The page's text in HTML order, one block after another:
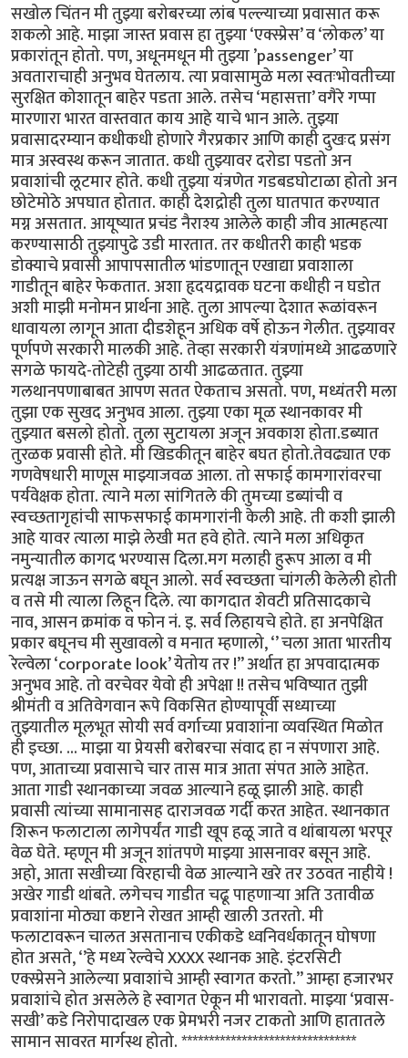
सखोल चिंतन मी तुझ्या बरोबरच्या लांब पल्ल्याच्या प्रवासात करू
शकलो आहे. माझा जास्त प्रवास हा तुझ्या ‘एक्स्प्रेस’ व ‘लोकल’ या
प्रकारांतून होतो. पण, अधूनमधून मी तुझ्या ’passenger’ या
अवताराचाही अनुभव घेतलाय. त्या प्रवासामुळे मला स्वतःभोवतीच्या
सुरक्षित कोशातून बाहेर पडता आले. तसेच ‘महासत्ता’ वगैरे गप्पा
मारणारा भारत वास्तवात काय आहे याचे भान आले. तुझ्या
प्रवासादरम्यान कधीकधी होणारे गैरप्रकार आणि काही दुखःद प्रसंग
मात्र अस्वस्थ करून जातात. कधी तुझ्यावर दरोडा पडतो अन
प्रवाशांची लूटमार होते. कधी तुझ्या यंत्रणेत गडबडघोटाळा होतो अन
छोटेमोठे अपघात होतात. काही देशद्रोही तुला घातपात करण्यात
मग्न असतात. आयूष्यात प्रचंड नैराश्य आलेले काही जीव आत्महत्या
करण्यासाठी तुझ्यापुढे उडी मारतात. तर कधीतरी काही भडक
डोक्याचे प्रवासी आपापसातील भांडणातून एखाद्या प्रवाशाला
गाडीतून बाहेर फेकतात. अशा हृदयद्रावक घटना कधीही न घडोत
अशी माझी मनोमन प्रार्थना आहे. तुला आपल्या देशात रूळांवरून
धावायला लागून आता दीडशेहून अधिक वर्षे होऊन गेलीत. तुझ्यावर
पूर्णपणे सरकारी मालकी आहे. तेव्हा सरकारी यंत्रणांमध्ये आढळणारे
सगळे फायदे-तोटेही तुझ्या ठायी आढळतात. तुझ्या
गलथानपणाबाबत आपण सतत ऐकताच असतो. पण, मध्यंतरी मला
तुझा एक सुखद अनुभव आला. तुझ्या एका मूळ स्थानकावर मी
तुझ्यात बसलो होतो. तुला सुटायला अजून अवकाश होता.डब्यात
तुरळक प्रवासी होते. मी खिडकीतून बाहेर बघत होतो.तेवढ्यात एक
गणवेषधारी माणूस माझ्याजवळ आला. तो सफाई कामगारांवरचा
पर्यवेक्षक होता. त्याने मला सांगितले की तुमच्या डब्यांची व
स्वच्छतागृहांची साफसफाई कामगारांनी केली आहे. ती कशी झाली
आहे यावर त्याला माझे लेखी मत हवे होते. त्याने मला अधिकृत
नमुन्यातील कागद भरण्यास दिला.मग मलाही हुरूप आला व मी
प्रत्यक्ष जाऊन सगळे बघून आलो. सर्व स्वच्छता चांगली केलेली होती
व तसे मी त्याला लिहून दिले. त्या कागदात शेवटी प्रतिसादकाचे
नाव, आसन क्रमांक व फोन नं. इ. सर्व लिहायचे होते. हा अनपेक्षित
प्रकार बघूनच मी सुखावलो व मनात म्हणालो, ‘’ चला आता भारतीय
रेल्वेला ‘corporate look’ येतोय तर !” अर्थात हा अपवादात्मक
अनुभव आहे. तो वरचेवर येवो ही अपेक्षा !! तसेच भविष्यात तुझी
श्रीमंती व अतिवेगवान रूपे विकसित होण्यापूर्वी सध्याच्या
तुझ्यातील मूलभूत सोयी सर्व वर्गाच्या प्रवाशांना व्यवस्थित मिळोत
ही इच्छा. ... माझा या प्रेयसी बरोबरचा संवाद हा न संपणारा आहे.
पण, आताच्या प्रवासाचे चार तास मात्र आता संपत आले आहेत.
आता गाडी स्थानकाच्या जवळ आल्याने हळू झाली आहे. काही
प्रवासी त्यांच्या सामानासह दाराजवळ गर्दी करत आहेत. स्थानकात
शिरून फलाटाला लागेपर्यंत गाडी खूप हळू जाते व थांबायला भरपूर
वेळ घेते. म्हणून मी अजून शांतपणे माझ्या आसनावर बसून आहे.
अहो, आता सखीच्या विरहाची वेळ आल्याने खरे तर उठवत नाहीये !
अखेर गाडी थांबते. लगेचच गाडीत चढू पाहणाऱ्या अति उतावीळ
प्रवाशांना मोठ्या कष्टाने रोखत आम्ही खाली उतरतो. मी
फलाटावरून चालत असतानाच एकीकडे ध्वनिवर्धकातून घोषणा
होत असते, ‘’हे मध्य रेल्वेचे XXXX स्थानक आहे. इंटरसिटी
एक्स्प्रेसने आलेल्या प्रवाशांचे आम्ही स्वागत करतो.’’ आम्हा हजारभर
प्रवाशांचे होत असलेले हे स्वागत ऐकून मी भारावतो. माझ्या ‘प्रवास-
सखी’ कडे निरोपादाखल एक प्रेमभरी नजर टाकतो आणि हातातले
सामान सावरत मार्गस्थ होतो. ********************************